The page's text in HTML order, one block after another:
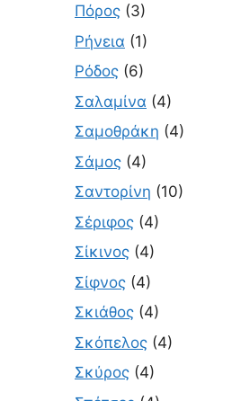
Πόρος (3)
Ρήνεια (1)
Ρόδος (6)
Σαλαμίνα (4)
Σαμοθράκη (4)
Σάμος (4)
Σαντορίνη (10)
Σέριφος (4)
Σίκινος (4)
Σίφνος (4)
Σκιάθος (4)
Σκόπελος (4)
Σκύρος (4)